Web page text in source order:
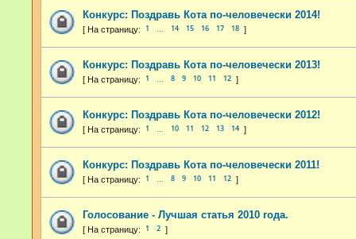
Конкурс: Поздравь Кота по-человечески 2014!
1 14 15 16 17 18
Конкурс: Поздравь Кота по-человечески 2013!
1 8 9 10 11 12
Конкурс: Поздравь Кота по-человечески 2012!
1 10 11 12 13 14
Конкурс: Поздравь Кота по-человечески 2011!
1 8 9 10 11 12
Голосование - Лучшая статья 2010 года.
1 2